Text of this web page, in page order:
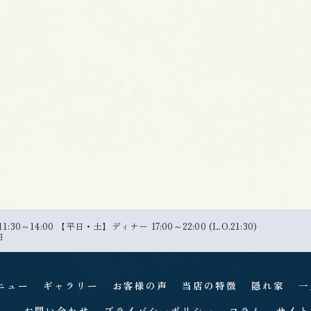
～14:00 【平日・土】ディナー 17:00～22:00 (L.O.21:30)
ュー ギャラリー お客様の声 当店の特徴 隠れ家